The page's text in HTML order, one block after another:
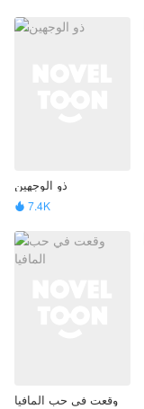
ذو الوجهين
 7.4K
وقعت في حب المافيا